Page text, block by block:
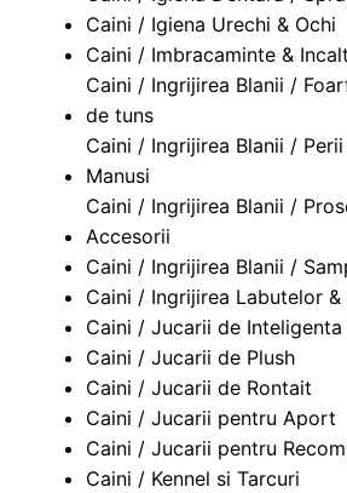
Caini / Igiena Urechi & Ochi
Caini / Imbracaminte &
Caini / Ingrijirea Blanii /
de tuns
Caini / Ingrijirea Blanii /
Manusi
Caini / Ingrijirea Blanii /
Accesorii
Caini / Ingrijirea Blanii /
Caini / Ingrijirea Labutelor &
Caini / Jucarii de Inteligenta
Caini / Jucarii de Plush
Caini / Jucarii de Rontait
Caini / Jucarii pentru Aport
Caini / Jucarii pentru
Caini / Kennel si Tarcuri